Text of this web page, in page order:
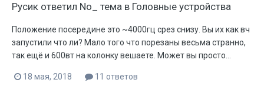
Русик ответил No_ тема в Головные устройства
Положение посередине это ~4000гц срез снизу. Вы их как вч
запустили что ли? Мало того что порезаны весьма странно,
так ещё и 600вт на колонку вешаете. Может вы просто...
18 мая, 2018 11 ответов